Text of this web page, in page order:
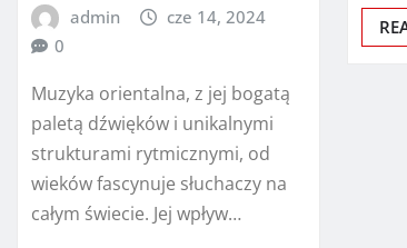
admin
cze 14, 2024
0
Muzyka orientalna, z jej bogatą
paletą dźwięków i unikalnymi
strukturami rytmicznymi, od
wieków fascynuje słuchaczy na
całym świecie. Jej wpływ…